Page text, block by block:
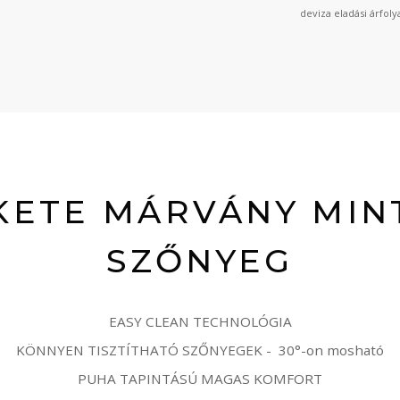
deviza eladási
MÁRVÁNY
SZŐNYEG
EASY CLEAN TECHNOLÓGIA
KÖNNYEN TISZTÍTHATÓ SZŐNYEGEK - 30°-on mosható
PUHA TAPINTÁSÚ MAGAS KOMFORT